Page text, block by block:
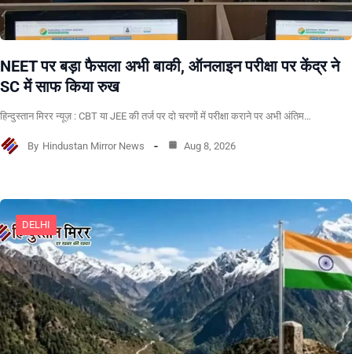
NEET पर बड़ा फैसला अभी बाकी, ऑनलाइन परीक्षा पर केंद्र ने
SC में साफ किया रुख
हिन्दुस्तान मिरर न्यूज़ : CBT या JEE की तर्ज पर दो चरणों में परीक्षा कराने पर अभी अंतिम…
By Hindustan Mirror News Aug 8, 2026
DELHI